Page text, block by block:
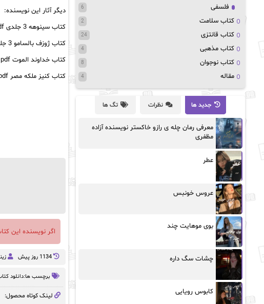
دیگر آثار این نویسنده:
کتاب سینوهه 3 جلدی pdf
کتاب ژوزف بالسامو 3 جلدی pdf
کتاب خداوند الموت pdf
کتاب کنیز ملکه مصر pdf
اگر نویسنده این
1134 روز پيش
برچسب ها:دانلود
لینک کوتاه محصول:
فلسفی 6
کتاب سلامت 2
کتاب قانتزی 24
کتاب مذهبی 4
کتاب نوجوان 8
مقاله 4
جدید ها نظرات تگ ها
معرفی رمان چله ی رازو خاکستر نویسنده آزاده
مظفری
عطر
عروس خونبس
بوی موهایت چند
چشات سگ داره
کابوس رویایی